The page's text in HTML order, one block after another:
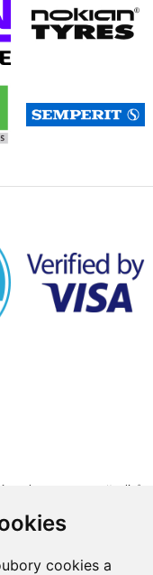
cookies a
podpory z prostředků
for the Future